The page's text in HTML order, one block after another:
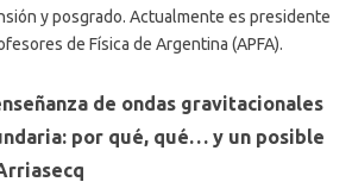
y posgrado. Actualmente es presidente
de Física de Argentina (APFA).
de ondas gravitacionales
por qué, qué… y un posible